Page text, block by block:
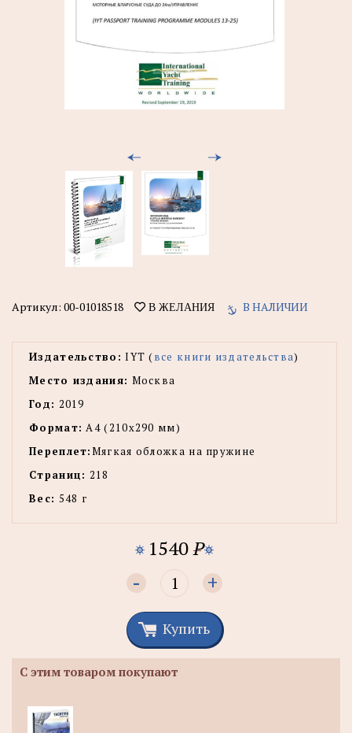
Артикул: 00-01018518 В ЖЕЛАНИЯ В НАЛИЧИИ
Издательство: IYT (все книги издательства)
Место издания: Москва
Год: 2019
Формат: А4 (210x290 мм)
Переплет:Мягкая обложка на пружине
Страниц: 218
Вес: 548 г
1540P
- +
Купить
С этим товаром покупают